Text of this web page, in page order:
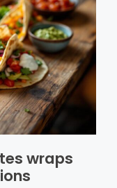
wraps